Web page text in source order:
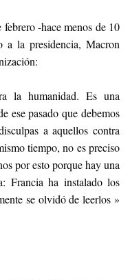
febrero -hace menos de 10
a la presidencia, Macron
la humanidad. Es una
ese pasado que debemos
a aquellos contra
tiempo, no es preciso
por esto porque hay una
Francia ha instalado los
se olvidó de leerlos »